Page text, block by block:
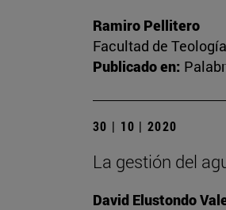
Ramiro Pellitero
Facultad de Teología
Publicado en:
30 | 10 | 2020
La gestión del
David Elustondo